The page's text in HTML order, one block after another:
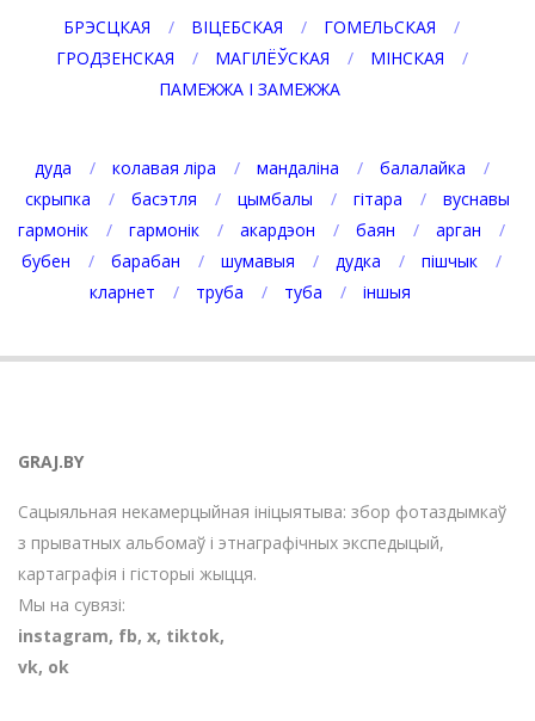
БРЭСЦКАЯ ВІЦЕБСКАЯ
ГОМЕЛЬСКАЯ
ГРОДЗЕНСКАЯ
МАГІЛЁЎСКАЯ
МІНСКАЯ
ПАМЕЖЖА І ЗАМЕЖЖА
дуда колавая ліра мандаліна
балалайка
скрыпка
басэтля цымбалы гітара
вуснавы
гармонік
гармонік акардэон баян
арган
бубен
барабан шумавыя дудка
пішчык
кларнет
труба туба іншыя
GRAJ.BY
Сацыяльная некамерцыйная ініцыятыва: збор фотаздымкаў
з прыватных альбомаў і этнаграфічных экспедыцый,
картаграфія і гісторыі жыцця.
Мы на сувязі:
instagram, fb, х, tiktok,
vk, ok